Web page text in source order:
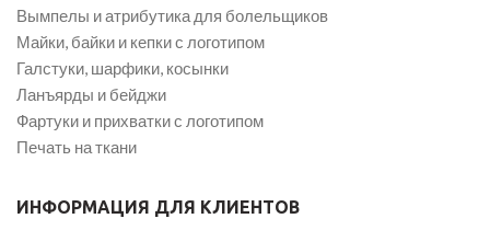
Вымпелы и атрибутика для болельщиков
Майки, байки и кепки с логотипом
Галстуки, шарфики, косынки
Ланъярды и бейджи
Фартуки и прихватки с логотипом
Печать на ткани
ИНФОРМАЦИЯ ДЛЯ КЛИЕНТОВ